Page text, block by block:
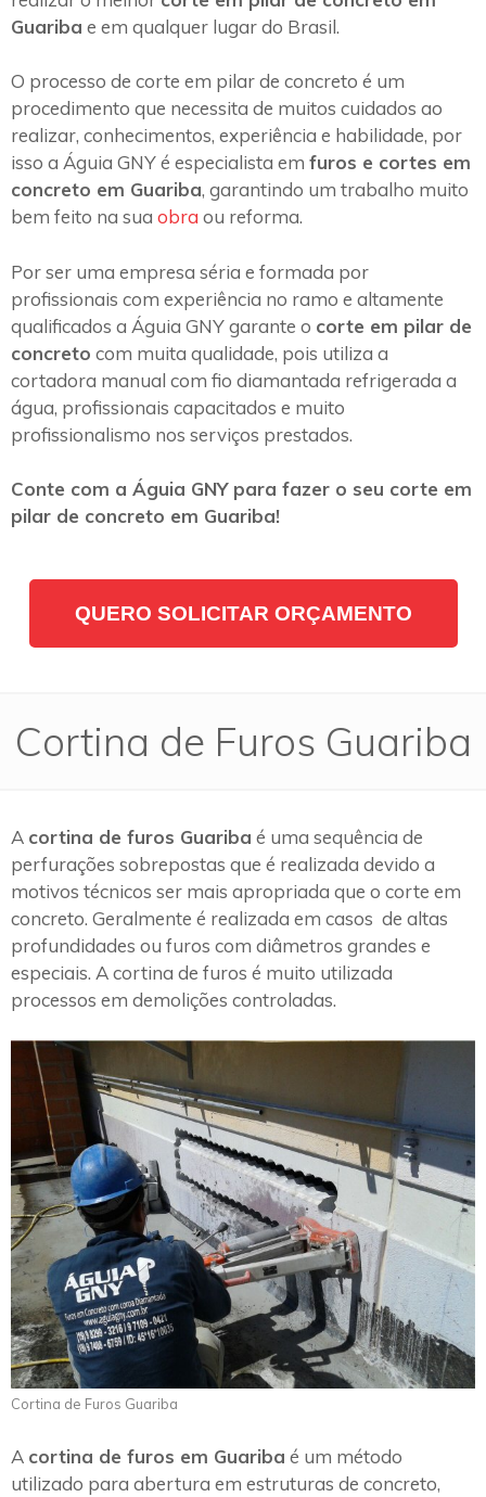
Guariba e em qualquer lugar do Brasil.
O processo de corte em pilar de concreto é um
procedimento que necessita de muitos cuidados ao
realizar, conhecimentos, experiência e habilidade, por
isso a Águia GNY é especialista em furos e cortes em
concreto em Guariba, garantindo um trabalho muito
bem feito na sua obra ou reforma.
Por ser uma empresa séria e formada por
profissionais com experiência no ramo e altamente
qualificados a Águia GNY garante o corte em pilar de
concreto com muita qualidade, pois utiliza a
cortadora manual com fio diamantada refrigerada a
água, profissionais capacitados e muito
profissionalismo nos serviços prestados.
Conte com a Águia GNY para fazer o seu corte em
pilar de concreto em Guariba!
QUERO SOLICITAR ORÇAMENTO
Cortina de Furos Guariba
A cortina de furos Guariba é uma sequência de
perfurações sobrepostas que é realizada devido a
motivos técnicos ser mais apropriada que o corte em
concreto. Geralmente é realizada em casos de altas
profundidades ou furos com diâmetros grandes e
especiais. A cortina de furos é muito utilizada
processos em demolições controladas.
Cortina de Furos Guariba
A cortina de furos em Guariba é um método
utilizado para abertura em estruturas de concreto,